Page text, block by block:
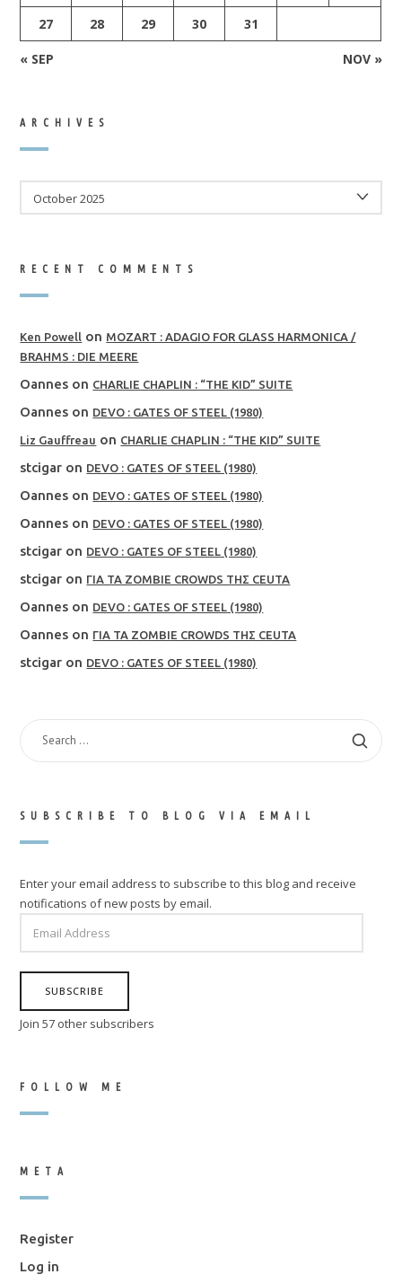
27
28 29 30 31
« SEP NOV »
ARCHIVES
RECENT COMMENTS
Ken Powell on MOZART : ADAGIO FOR GLASS HARMONICA /
BRAHMS : DIE MEERE
Oannes on CHARLIE CHAPLIN : “THE KID” SUITE
Oannes on DEVO : GATES OF STEEL (1980)
Liz Gauffreau on CHARLIE CHAPLIN : “THE KID” SUITE
stcigar on DEVO : GATES OF STEEL (1980)
Oannes on DEVO : GATES OF STEEL (1980)
Oannes on DEVO : GATES OF STEEL (1980)
stcigar on DEVO : GATES OF STEEL (1980)
stcigar on ΓΙΑ ΤΑ ZOMBIE CROWDS ΤΗΣ CEUTA
Oannes on DEVO : GATES OF STEEL (1980)
Oannes on ΓΙΑ ΤΑ ZOMBIE CROWDS ΤΗΣ CEUTA
stcigar on DEVO : GATES OF STEEL (1980)
SEARCH
FOR:
SUBSCRIBE TO BLOG VIA EMAIL
Enter your email address to subscribe to this blog and receive
notifications of new posts by email.
ADDRESS
SUBSCRIBE
Join 57 other subscribers
FOLLOW ME
META
Register
Log in